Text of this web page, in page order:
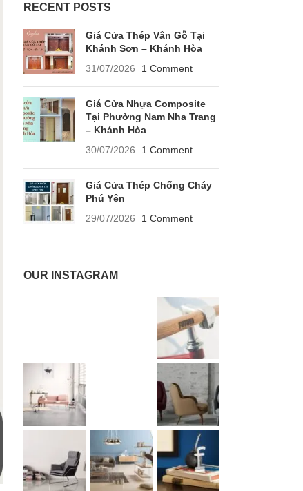
RECENT POSTS
Giá Cửa Thép Vân Gỗ Tại
Khánh Sơn – Khánh Hòa
31/07/2026
1 Comment
Giá Cửa Nhựa Composite
Tại Phường Nam Nha Trang
– Khánh Hòa
30/07/2026
1 Comment
Giá Cửa Thép Chống Cháy
Phú Yên
29/07/2026
1 Comment
OUR INSTAGRAM